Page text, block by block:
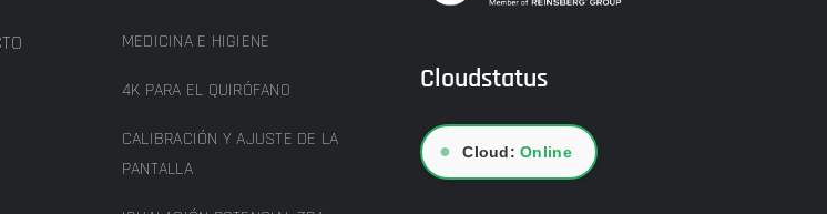
MEDICINA E HIGIENE
4K PARA EL QUIRÓFANO
CALIBRACIÓN Y AJUSTE DE LA
PANTALLA
Cloudstatus
● Cloud:Online